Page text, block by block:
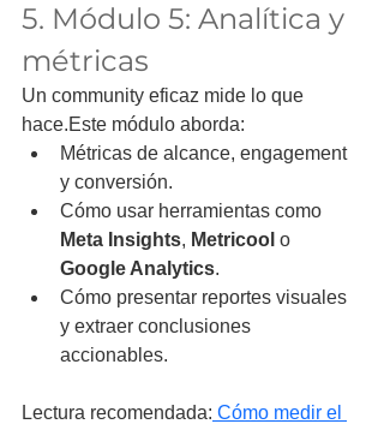
5. Módulo 5: Analítica y
métricas
Un community eficaz mide lo que
hace.Este módulo aborda:
Métricas de alcance, engagement
y conversión.
Cómo usar herramientas como
Meta Insights, Metricool o
Google Analytics.
Cómo presentar reportes visuales
y extraer conclusiones
accionables.
Lectura recomendada: Cómo medir el